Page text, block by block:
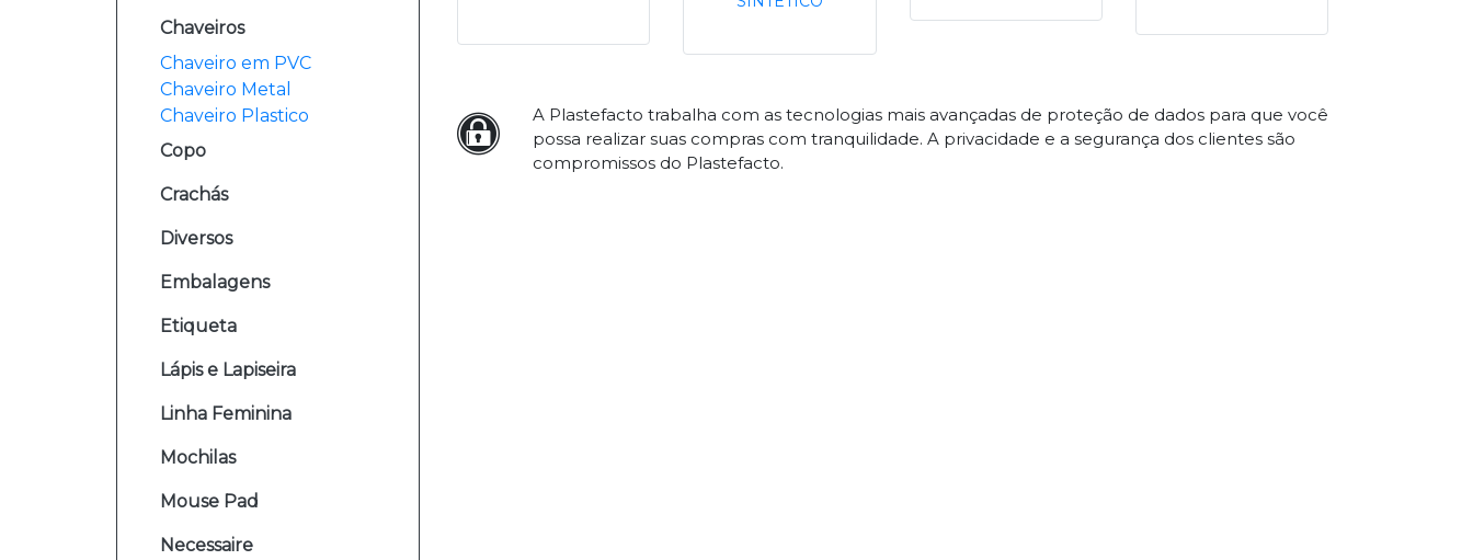
Chaveiros
Chaveiro em PVC
Chaveiro Metal
Chaveiro Plastico
Copo
Crachás
Diversos
Embalagens
Etiqueta
Lápis e Lapiseira
Linha Feminina
Mochilas
Mouse Pad
Necessaire
A Plastefacto trabalha com as tecnologias mais avançadas de proteção de dados para que você
possa realizar suas compras com tranquilidade. A privacidade e a segurança dos clientes são
compromissos do Plastefacto.